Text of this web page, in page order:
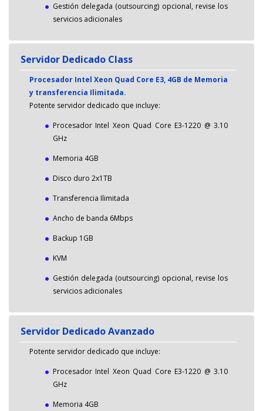
Gestión delegada (outsourcing) opcional, revise los
servicios adicionales
Servidor Dedicado Class
Procesador Intel Xeon Quad Core E3, 4GB de Memoria
y transferencia Ilimitada.
Potente servidor dedicado que incluye:
Procesador Intel Xeon Quad Core E3-1220 @ 3.10
GHz
Memoria 4GB
Disco duro 2x1TB
Transferencia Ilimitada
Ancho de banda 6Mbps
Backup 1GB
KVM
Gestión delegada (outsourcing) opcional, revise los
servicios adicionales
Servidor Dedicado Avanzado
Potente servidor dedicado que incluye:
Procesador Intel Xeon Quad Core E3-1220 @ 3.10
GHz
Memoria 4GB